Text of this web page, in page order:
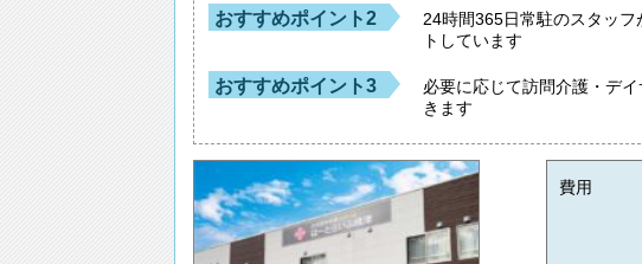
おすすめポイント2
24時間365日常駐のスタッ
トしています
おすすめポイント3
必要に応じて訪問介護・デ
きます
費用